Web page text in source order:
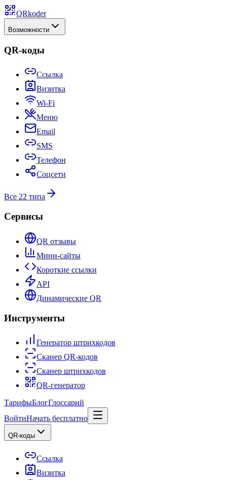
QRkoder
Возможности
QR-коды
Ссылка
Визитка
Wi-Fi
Меню
Email
SMS
Телефон
Соцсети
Все 22 типа
Сервисы
QR отзывы
Мини-сайты
Короткие ссылки
API
Динамические QR
Инструменты
Генератор штрихкодов
Сканер QR-кодов
Сканер штрихкодов
QR-генератор
ТарифыБлогГлоссарий
ВойтиНачать бесплатно
QR-коды
Ссылка
Визитка